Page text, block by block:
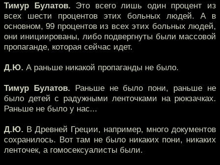
Тимур Булатов. Это всего лишь один процент из
всех шести процентов этих больных людей. А в
основном, 99 процентов из всех этих больных людей,
они инициированы, либо подвергнуты были массовой
пропаганде, которая сейчас идет.
Д.Ю. А раньше никакой пропаганды не было.
Тимур Булатов. Раньше не было пони, раньше не
было детей с радужными ленточками на рюкзачках.
Раньше не было у нас...
Д.Ю. В Древней Греции, например, много документов
сохранилось. Вот там не было никаких пони, никаких
ленточек, а гомосексуалисты были.